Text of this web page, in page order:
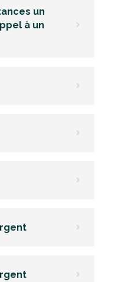
5
un
à un
5
5
5
5
5